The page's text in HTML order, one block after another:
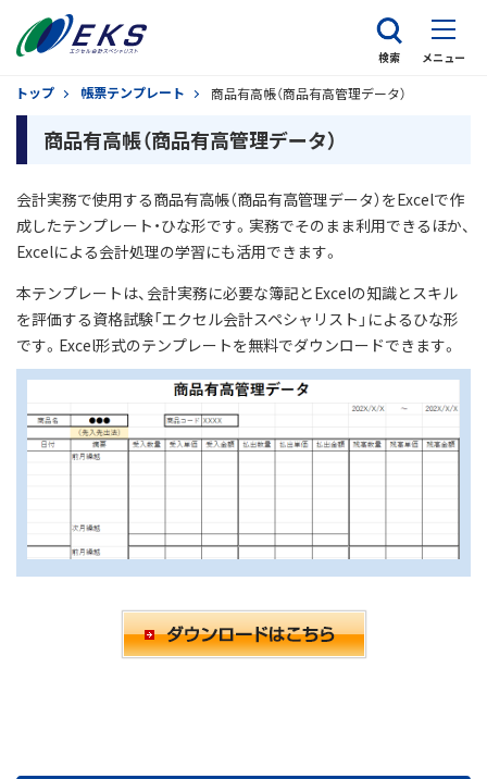
メニュー
検索
トップ 帳票テンプレート 商品有高帳（商品有高管理データ）
商品有高帳（商品有高管理データ）
会計実務で使用する商品有高帳（商品有高管理データ）をExcelで作
成したテンプレート・ひな形です。実務でそのまま利用できるほか、
Excelによる会計処理の学習にも活用できます。
本テンプレートは、会計実務に必要な簿記とExcelの知識とスキル
を評価する資格試験「エクセル会計スペシャリスト」によるひな形
です。Excel形式のテンプレートを無料でダウンロードできます。